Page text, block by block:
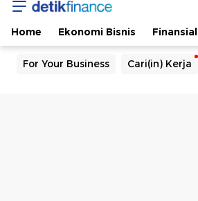
Home Ekonomi Bisnis Finansial
For Your Business Cari(in) Kerja